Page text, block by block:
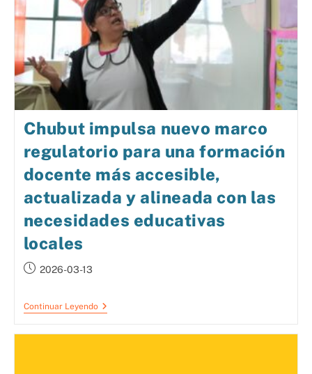
Chubut impulsa nuevo marco
regulatorio para una formación
docente más accesible,
actualizada y alineada con las
necesidades educativas
locales
2026-03-13
Continuar Leyendo